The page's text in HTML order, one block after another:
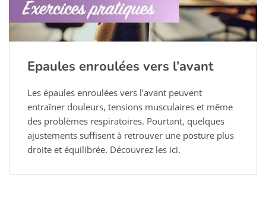
Epaules enroulées vers l’avant
Les épaules enroulées vers l’avant peuvent
entraîner douleurs, tensions musculaires et même
des problèmes respiratoires. Pourtant, quelques
ajustements suffisent à retrouver une posture plus
droite et équilibrée. Découvrez les ici.